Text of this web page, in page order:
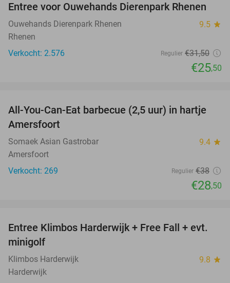
19%
Entree voor Ouwehands Dierenpark Rhenen
Ouwehands Dierenpark Rhenen 9.5 star
Rhenen
Verkocht: 2.576
Regulier €31,50
€25,50
25%
All-You-Can-Eat barbecue (2,5 uur) in hartje
Amersfoort
Somaek Asian Gastrobar 9.4 star
Amersfoort
Verkocht: 269
Regulier €38
€28,50
30%
Entree Klimbos Harderwijk + Free Fall + evt.
minigolf
Klimbos Harderwijk 9.8 star
Harderwijk